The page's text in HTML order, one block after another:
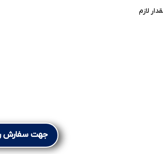
لازم
جهت سفارش